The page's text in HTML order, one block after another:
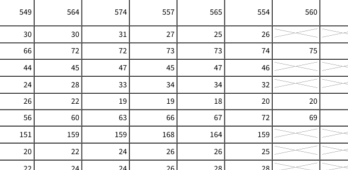
549 564 574 557 565 554
560
30 30 31 27 25
26
66 72 72 73 73 74
75
44 45 47 45 47
46
24 28 33 34 34
32
26 22 19 19 18 20
20
56 60 63 66 67 72
69
151 159 159 168 164
159
20 22 24 26 26
25